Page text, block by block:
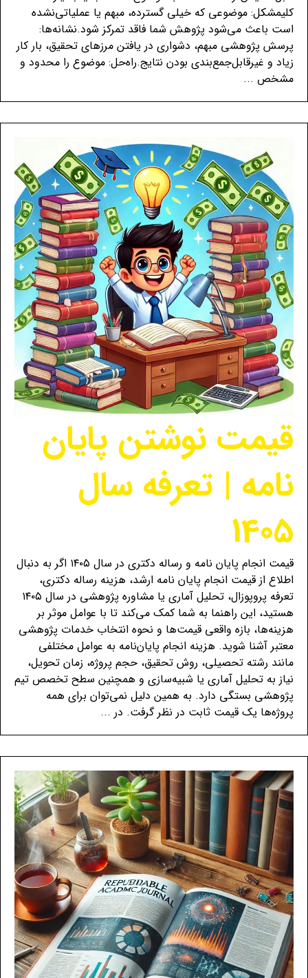
کلیمشکل: موضوعی که خیلی گسترده، مبهم یا عملیاتی‌نشده
است باعث می‌شود پژوهش شما فاقد تمرکز شود.نشانه‌ها:
پرسش پژوهشی مبهم، دشواری در یافتن مرزهای تحقیق، بار کار
زیاد و غیرقابل‌جمع‌بندی بودن نتایج.راه‌حل: موضوع را محدود و
مشخص ...
قیمت نوشتن پایان
نامه | تعرفه سال
1405
قیمت انجام پایان نامه و رساله دکتری در سال ۱۴۰۵ اگر به دنبال
اطلاع از قیمت انجام پایان نامه ارشد، هزینه رساله دکتری،
تعرفه پروپوزال، تحلیل آماری یا مشاوره پژوهشی در سال ۱۴۰۵
هستید، این راهنما به شما کمک می‌کند تا با عوامل موثر بر
هزینه‌ها، بازه واقعی قیمت‌ها و نحوه انتخاب خدمات پژوهشی
معتبر آشنا شوید. هزینه انجام پایان‌نامه به عوامل مختلفی
مانند رشته تحصیلی، روش تحقیق، حجم پروژه، زمان تحویل،
نیاز به تحلیل آماری یا شبیه‌سازی و همچنین سطح تخصص تیم
پژوهشی بستگی دارد. به همین دلیل نمی‌توان برای همه
پروژه‌ها یک قیمت ثابت در نظر گرفت. در ...